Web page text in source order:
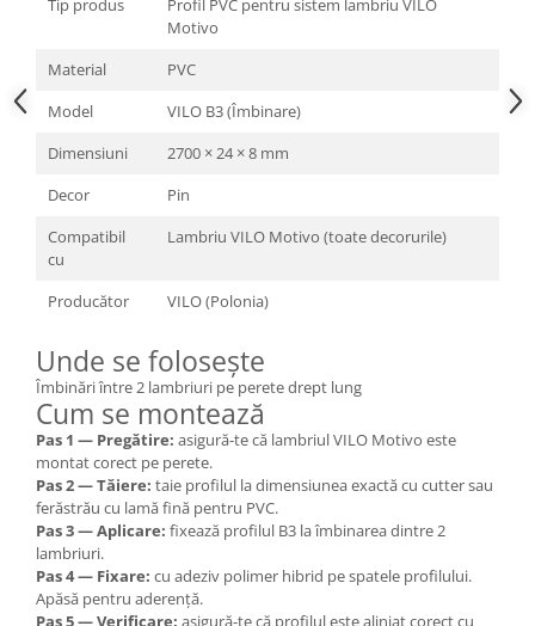
Tip produs
Profil PVC pentru sistem lambriu VILO
Motivo
Material
PVC
Model
VILO B3 (Îmbinare)
Dimensiuni
2700 × 24 × 8 mm
Decor
Pin
Compatibil
cu
Lambriu VILO Motivo (toate decorurile)
Producător VILO (Polonia)
Unde se folosește
Îmbinări între 2 lambriuri pe perete drept lung
Cum se montează
Pas 1 — Pregătire: asigură-te că lambriul VILO Motivo este
montat corect pe perete.
Pas 2 — Tăiere: taie profilul la dimensiunea exactă cu cutter sau
ferăstrău cu lamă fină pentru PVC.
Pas 3 — Aplicare: fixează profilul B3 la îmbinarea dintre 2
lambriuri.
Pas 4 — Fixare: cu adeziv polimer hibrid pe spatele profilului.
Apăsă pentru aderență.
Pas 5 — Verificare: asigură-te că profilul este aliniat corect cu